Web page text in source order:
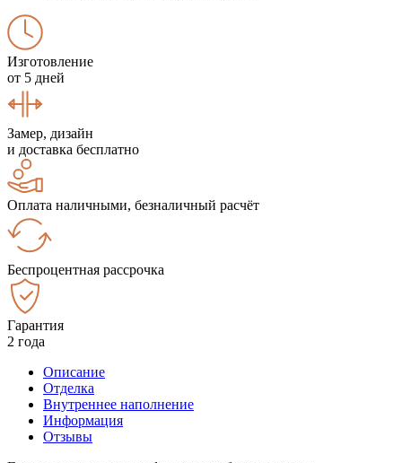
Изготовление
от 5 дней
Замер, дизайн
и доставка бесплатно
Оплата наличными, безналичный расчёт
Беспроцентная рассрочка
Гарантия
2 года
Описание
Отделка
Внутреннее наполнение
Информация
Отзывы